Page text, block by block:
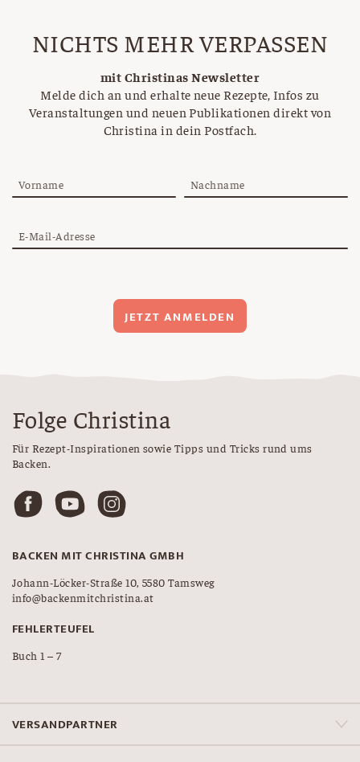
NICHTS MEHR VERPASSEN
mit Christinas Newsletter
Melde dich an und erhalte neue Rezepte, Infos zu
Veranstaltungen und neuen Publikationen direkt von
Christina in dein Postfach.
Vorname Nachname
E-Mail-Adresse
JETZT ANMELDEN
Folge Christina
Für Rezept-Inspirationen sowie Tipps und Tricks rund ums
Backen.
BACKEN MIT CHRISTINA GMBH
Johann-Löcker-Straße 10, 5580 Tamsweg
info@backenmitchristina.at
FEHLERTEUFEL
Buch 1 – 7
VERSANDPARTNER